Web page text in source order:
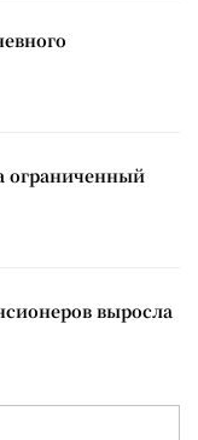
ограниченный
выросла